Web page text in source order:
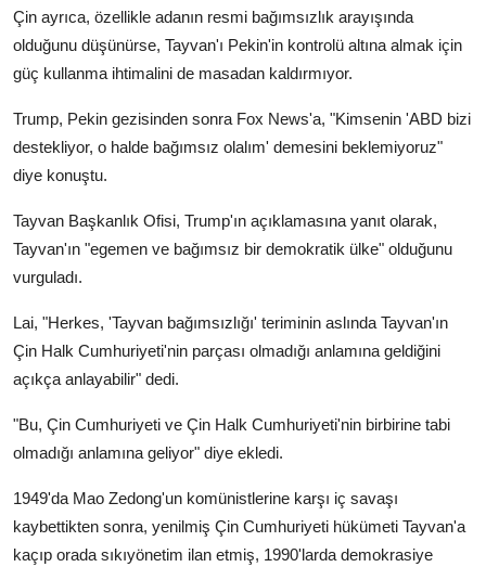
Çin ayrıca, özellikle adanın resmi bağımsızlık arayışında
olduğunu düşünürse, Tayvan'ı Pekin'in kontrolü altına almak için
güç kullanma ihtimalini de masadan kaldırmıyor.
Trump, Pekin gezisinden sonra Fox News'a, "Kimsenin 'ABD bizi
destekliyor, o halde bağımsız olalım' demesini beklemiyoruz"
diye konuştu.
Tayvan Başkanlık Ofisi, Trump'ın açıklamasına yanıt olarak,
Tayvan'ın "egemen ve bağımsız bir demokratik ülke" olduğunu
vurguladı.
Lai, "Herkes, 'Tayvan bağımsızlığı' teriminin aslında Tayvan'ın
Çin Halk Cumhuriyeti'nin parçası olmadığı anlamına geldiğini
açıkça anlayabilir" dedi.
"Bu, Çin Cumhuriyeti ve Çin Halk Cumhuriyeti'nin birbirine tabi
olmadığı anlamına geliyor" diye ekledi.
1949'da Mao Zedong'un komünistlerine karşı iç savaşı
kaybettikten sonra, yenilmiş Çin Cumhuriyeti hükümeti Tayvan'a
kaçıp orada sıkıyönetim ilan etmiş, 1990'larda demokrasiye